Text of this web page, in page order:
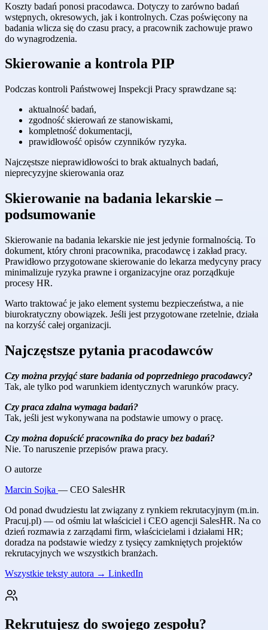
Koszty badań ponosi pracodawca. Dotyczy to zarówno badań
wstępnych, okresowych, jak i kontrolnych. Czas poświęcony na
badania wlicza się do czasu pracy, a pracownik zachowuje prawo
do wynagrodzenia.
Skierowanie a kontrola PIP
Podczas kontroli Państwowej Inspekcji Pracy sprawdzane są:
aktualność badań,
zgodność skierowań ze stanowiskami,
kompletność dokumentacji,
prawidłowość opisów czynników ryzyka.
Najczęstsze nieprawidłowości to brak aktualnych badań,
nieprecyzyjne skierowania oraz
Skierowanie na badania lekarskie –
podsumowanie
Skierowanie na badania lekarskie nie jest jedynie formalnością. To
dokument, który chroni pracownika, pracodawcę i zakład pracy.
Prawidłowo przygotowane skierowanie do lekarza medycyny pracy
minimalizuje ryzyka prawne i organizacyjne oraz porządkuje
procesy HR.
Warto traktować je jako element systemu bezpieczeństwa, a nie
biurokratyczny obowiązek. Jeśli jest przygotowane rzetelnie, działa
na korzyść całej organizacji.
Najczęstsze pytania pracodawców
Czy można przyjąć stare badania od poprzedniego pracodawcy?
Tak, ale tylko pod warunkiem identycznych warunków pracy.
Czy praca zdalna wymaga badań?
Tak, jeśli jest wykonywana na podstawie umowy o pracę.
Czy można dopuścić pracownika do pracy bez badań?
Nie. To naruszenie przepisów prawa pracy.
O autorze
Marcin Sojka — CEO SalesHR
Od ponad dwudziestu lat związany z rynkiem rekrutacyjnym (m.in.
Pracuj.pl) — od ośmiu lat właściciel i CEO agencji SalesHR. Na co
dzień rozmawia z zarządami firm, właścicielami i działami HR;
doradza na podstawie wiedzy z tysięcy zamkniętych projektów
rekrutacyjnych we wszystkich branżach.
Wszystkie teksty autora → LinkedIn
Rekrutujesz do swojego zespołu?